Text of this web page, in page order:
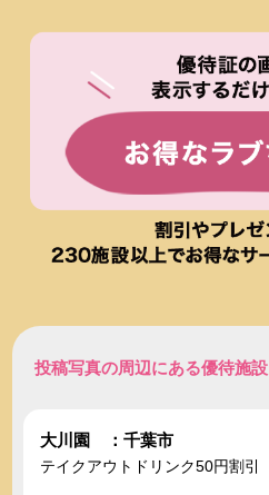
投稿写真の周辺にある優待施設
大川園 ：千葉市
テイクアウトドリンク50円割引